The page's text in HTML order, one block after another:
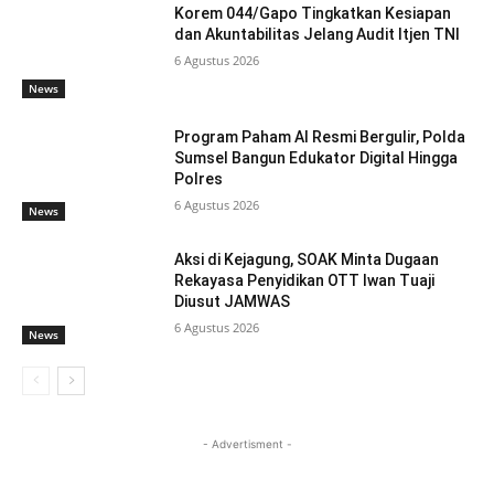
News
Korem 044/Gapo Tingkatkan Kesiapan
dan Akuntabilitas Jelang Audit Itjen TNI
6 Agustus 2026
News
Program Paham AI Resmi Bergulir, Polda
Sumsel Bangun Edukator Digital Hingga
Polres
6 Agustus 2026
News
Aksi di Kejagung, SOAK Minta Dugaan
Rekayasa Penyidikan OTT Iwan Tuaji
Diusut JAMWAS
6 Agustus 2026
- Advertisment -